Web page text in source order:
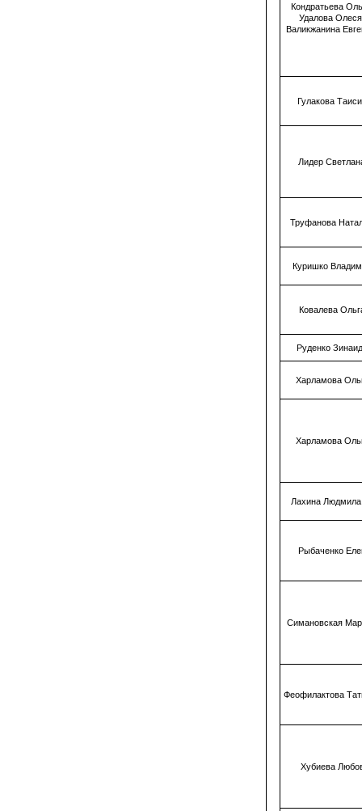
Кондратьева
Удалова
Валикжанина
Гулакова
Лидер
Труфанова
Куришко
Ковалева
Руденко
Харламова
Харламова
Лахина
Рыбаченко
Симановская
Феофилактова
Хубиева